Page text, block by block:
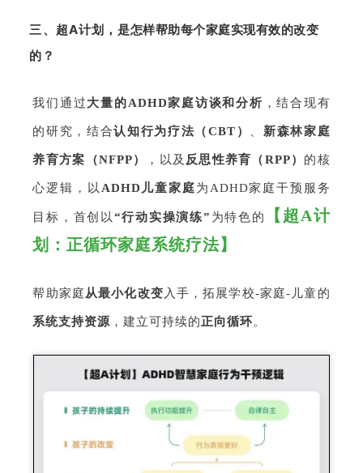
三、超A计划，是怎样帮助每个家庭实现有效的改变
的？
我们通过大量的ADHD家庭访谈和分析 ，结合现有
的研究，结合认知行为疗法（CBT） 新森林家庭
养育方案（NFPP） ，以及 反思性养育（RPP） 的核
心逻辑，以 ADHD儿童家庭为ADHD家庭干预服务
目标，首创以 “行动实操演练” 为特色的
【超A计
划：正循环家庭系统疗法】
帮助家庭从最小化改变 入手，拓展学校-家庭-儿童的
系统支持资源 ，建立可持续的正向循环。